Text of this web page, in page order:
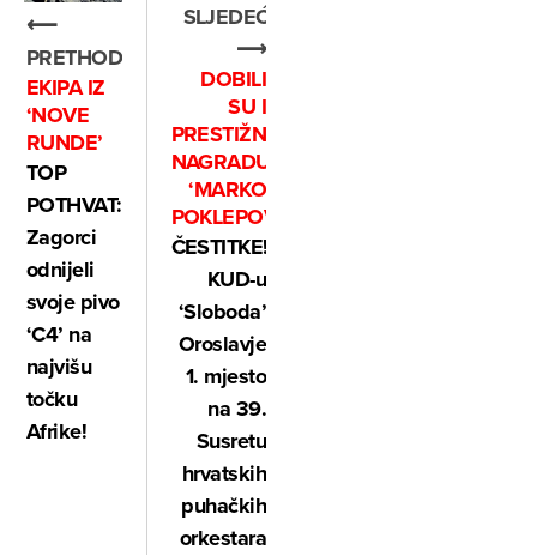
⟵
PRETHODNO
EKIPA IZ
‘NOVE
RUNDE’
TOP
POTHVAT:
Zagorci
odnijeli
svoje pivo
‘C4’ na
najvišu
točku
Afrike!
SLJEDEĆE
⟶
DOBILI
SU I
PRESTIŽNU
NAGRADU
‘MARKO
POKLEPOVIĆ’
ČESTITKE!
KUD-u
‘Sloboda’
Oroslavje
1. mjesto
na 39.
Susretu
hrvatskih
puhačkih
orkestara